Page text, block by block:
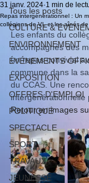
Tous les posts
CULTURE &
ENVIRONNEMENT
ÉVÉNEMENTS
EXPOSITION
OFFRES D'EMPLOI
POLITIQUE
SPECTACLE
SPORT
TRAVAUX
JEUNESSE
Repas intergénérationnel : Un
collégiens de VL et les aînés de
31 janv. 2024 1 min de
Les enfants du
accompagnés des
un repas convivial
commune dans la
du CCAS. Une
intergénérationnelle
Retour en images